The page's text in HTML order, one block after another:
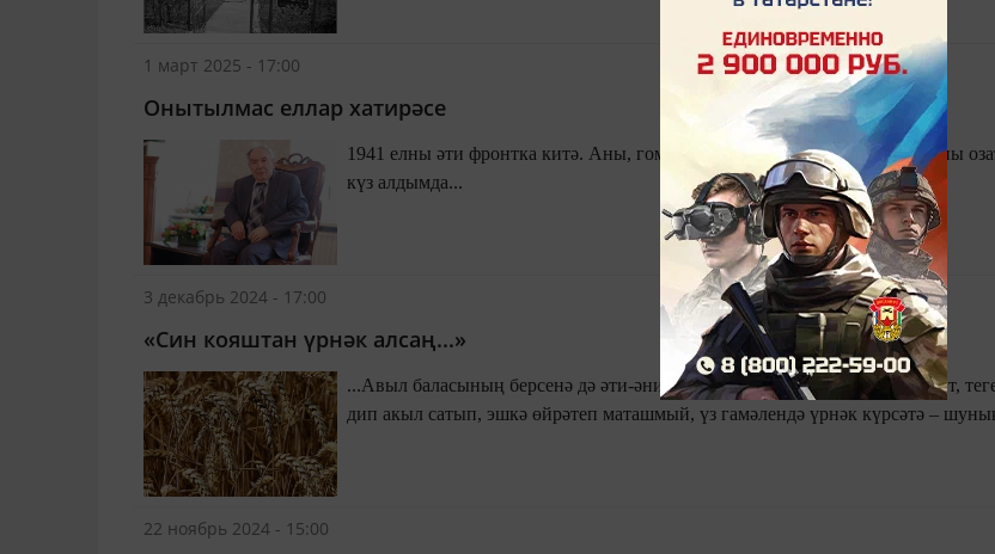
1 март 2025 - 17:00
Онытылмас еллар хатирәсе
1941 елны әти фронтка китә. Аны, гомумән, күпләгән авылдашларыбызны
күз алдымда...
3 декабрь 2024 - 17:00
«Син кояштан үрнәк алсаң...»
...Авыл баласының берсенә дә әти-әнисе, янына утырып: «Моны болай ит,
дип акыл сатып, эшкә өйрәтеп маташмый, үз гамәлендә үрнәк күрсәтә –
22 ноябрь 2024 - 15:00